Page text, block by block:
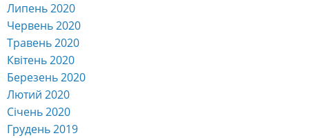
Липень 2020
Червень 2020
Травень 2020
Квітень 2020
Березень 2020
Лютий 2020
Січень 2020
Грудень 2019